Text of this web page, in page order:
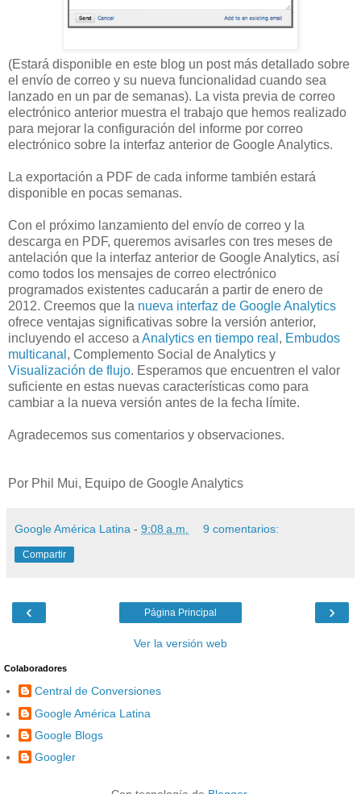
(Estará disponible en este blog un post más detallado sobre
el envío de correo y su nueva funcionalidad cuando sea
lanzado en un par de semanas). La vista previa de correo
electrónico anterior muestra el trabajo que hemos realizado
para mejorar la configuración del informe por correo
electrónico sobre la interfaz anterior de Google Analytics.
La exportación a PDF de cada informe también estará
disponible en pocas semanas.
Con el próximo lanzamiento del envío de correo y la
descarga en PDF, queremos avisarles con tres meses de
antelación que la interfaz anterior de Google Analytics, así
como todos los mensajes de correo electrónico
programados existentes caducarán a partir de enero de
2012. Creemos que la nueva interfaz de Google Analytics
ofrece ventajas significativas sobre la versión anterior,
incluyendo el acceso a Analytics en tiempo real , Embudos
multicanal , Complemento Social de Analytics y
Visualización de flujo. Esperamos que encuentren el valor
suficiente en estas nuevas características como para
cambiar a la nueva versión antes de la fecha límite.
Agradecemos sus comentarios y observaciones.
Por Phil Mui, Equipo de Google Analytics
Google América Latina - 9:08 a.m. 9 comentarios:
Compartir
‹ ›
Página Principal
Ver la versión web
Colaboradores
Central de Conversiones
Google América Latina
Google Blogs
Googler